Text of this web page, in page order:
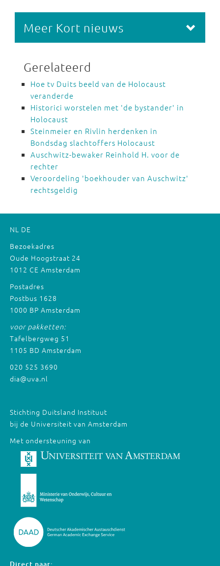
Meer Kort nieuws
Gerelateerd
Hoe tv Duits beeld van de Holocaust
veranderde
Historici worstelen met 'de bystander' in
Holocaust
Steinmeier en Rivlin herdenken in
Bondsdag slachtoffers Holocaust
Auschwitz-bewaker Reinhold H. voor de
rechter
Veroordeling 'boekhouder van Auschwitz'
rechtsgeldig
NL DE
Bezoekadres
Oude Hoogstraat 24
1012 CE Amsterdam
Postadres
Postbus 1628
1000 BP Amsterdam
voor pakketten:
Tafelbergweg 51
1105 BD Amsterdam
020 525 3690
dia@uva.nl
Stichting Duitsland Instituut
bij de Universiteit van Amsterdam
Met ondersteuning van
Direct naar: